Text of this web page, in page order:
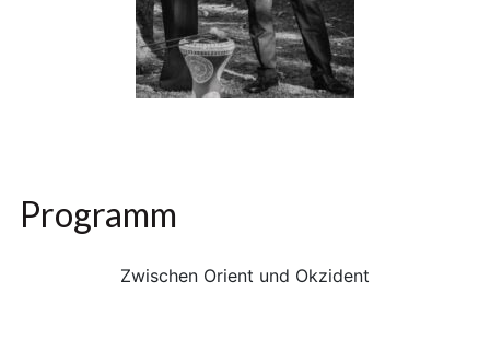
Programm
Zwischen Orient und Okzident